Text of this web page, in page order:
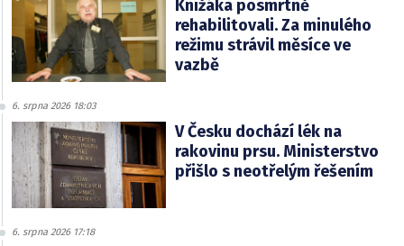
Knížáka posmrtně
rehabilitovali. Za minulého
režimu strávil měsíce ve
vazbě
6. srpna 2026 18:03
V Česku dochází lék na
rakovinu prsu. Ministerstvo
přišlo s neotřelým řešením
6. srpna 2026 17:18